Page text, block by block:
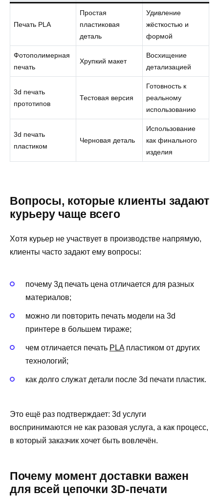
Печать PLA
Простая
пластиковая
деталь
Удивление
жёсткостью и
формой
Фотополимерная
печать
Хрупкий макет
Восхищение
детализацией
3d печать
прототипов
Тестовая версия
Готовность к
реальному
использованию
3d печать
пластиком
Черновая деталь
Использование
как финального
изделия
Вопросы, которые клиенты задают
курьеру чаще всего
Хотя курьер не участвует в производстве напрямую,
клиенты часто задают ему вопросы:
почему 3д печать цена отличается для разных
материалов;
можно ли повторить печать модели на 3d
принтере в большем тираже;
чем отличается печать PLAпластиком от других
технологий;
как долго служат детали после 3d печати пластик.
Это ещё раз подтверждает: 3d услуги
воспринимаются не как разовая услуга, а как процесс,
в который заказчик хочет быть вовлечён.
Почему момент доставки важен
для всей цепочки 3D-печати